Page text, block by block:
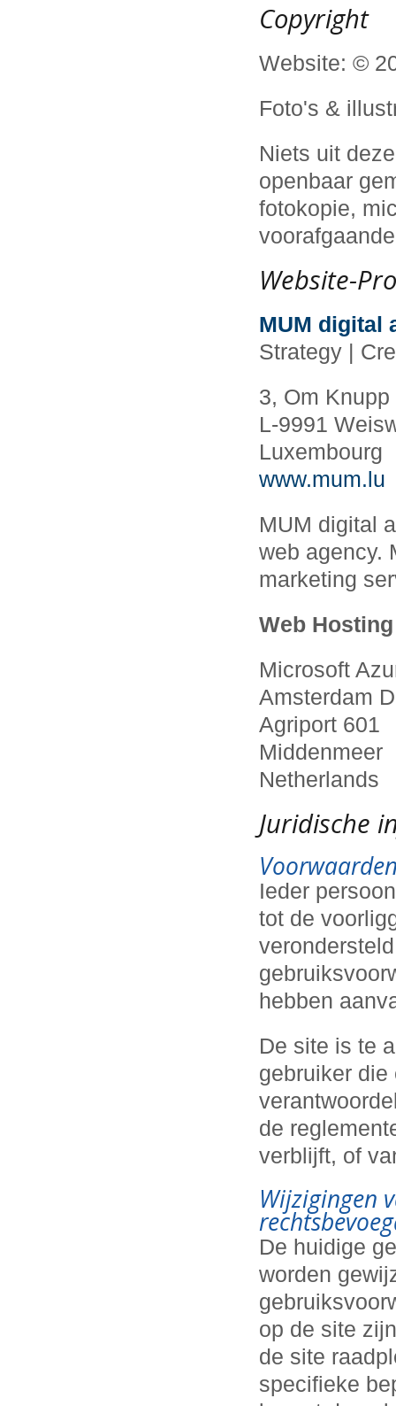
Copyright
Website: ©
Foto's &
Niets uit
openbaar
fotokopie,
Website-
MUM digital
Strategy |
3, Om Knupp
L-9991
Luxembourg
www.mum.lu
MUM digital
web agency.
marketing
Web
Microsoft
Amsterdam
Agriport 601
Middenmeer
Netherlands
Juridische
Ieder
tot de
hebben
De site is te
gebruiker die
de
verblijft, of
Wijzigingen
De huidige
worden
op de site
de site
specifieke